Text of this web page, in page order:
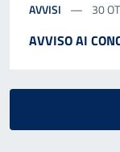
AVVISI 30
AVVISO AI